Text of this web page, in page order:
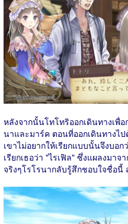
หลังจากนั้นโทโทริออกเดินทางเพื่
นาและมาร์ค ตอนที่ออกเดินทางไ
เขาไม่อยากให้เรียกแบบนั้นจึงบอ
เรียกเธอว่า "ไรเฟิล" ซึ่งแผลงมา
จริงๆโรโรนากลับรู้สึกชอบใจชื่อนี้